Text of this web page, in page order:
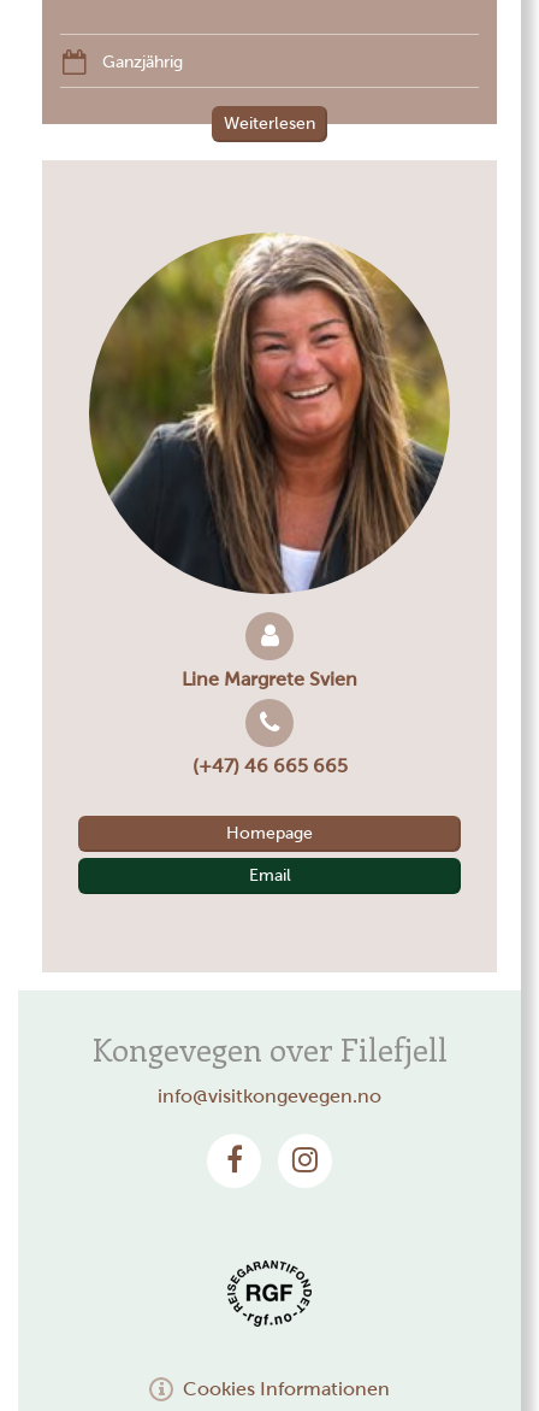
Ganzjährig
Weiterlesen
Line Margrete Svien
(+47) 46 665 665
Homepage
Email
Kongevegen over Filefjell
info@visitkongevegen.no
Cookies Informationen